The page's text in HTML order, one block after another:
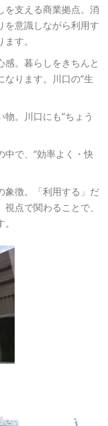
を支える商業拠点。消
を意識しながら利用す
す。
感。暮らしをきちんと
ります。川口の“生
物。川口にも“ちょう
中で、“効率よく・快
象徴。「利用する」だ
点で関わることで、